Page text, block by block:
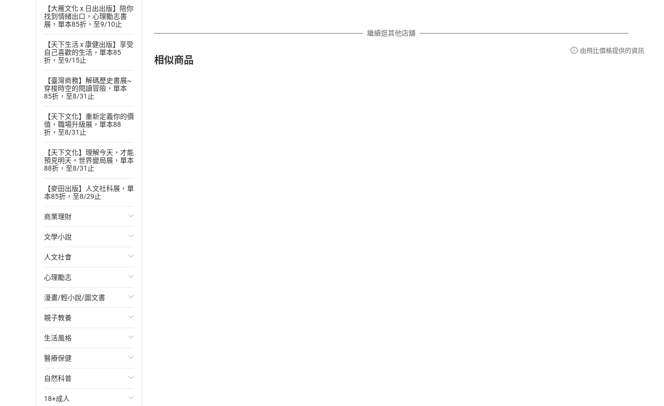
【大雁文化 x 日出出版】陪你
找到情緒出口，心理勵志書
展，單本85折，至9/10止
【天下生活 x 康健出版】享受
自己喜歡的生活，單本85
折，至9/15止
【臺灣商務】解碼歷史書展~
穿梭時空的閱讀冒險，單本
85折，至8/31止
【天下文化】重新定義你的價
值，職場升級展，單本88
折，至8/31止
【天下文化】理解今天，才能
預見明天。世界變局展，單本
88折，至8/31止
【麥田出版】人文社科展，單
本85折，至8/29止
商業理財
投資理財
經濟/趨勢
財務/金融
管理/領導
職場工作術
成功法
行銷/廣告
傳記
商務/商學
文學小說
歐美文學
日本文學
韓國文學
華文文學
經典文學
成長/家庭生活小說
懸疑/推理小說
科幻/奇幻小說
人文社會
國際關係
政治
社會科學
台灣/中國歷史
日/韓歷史
其他歷史/史學
法律
心理勵志
心靈成長/情緒
人際關係
兩性關係
心理學
漫畫/輕小說/圖文書
輕小說
奇幻/科幻
愛情故事
職場/社會寫實
懸疑/推理
親子教養
教育現場
兒童文學/故事
兒童科普/學習
育兒百科
生活風格
飲食/食譜
健身/美顏
運動/遊戲
醫療保健
健康/養生
常見疾病
自然科普
生物科學
18+成人
繼續逛其他店舖
相似商品
由飛比價格提供的資訊